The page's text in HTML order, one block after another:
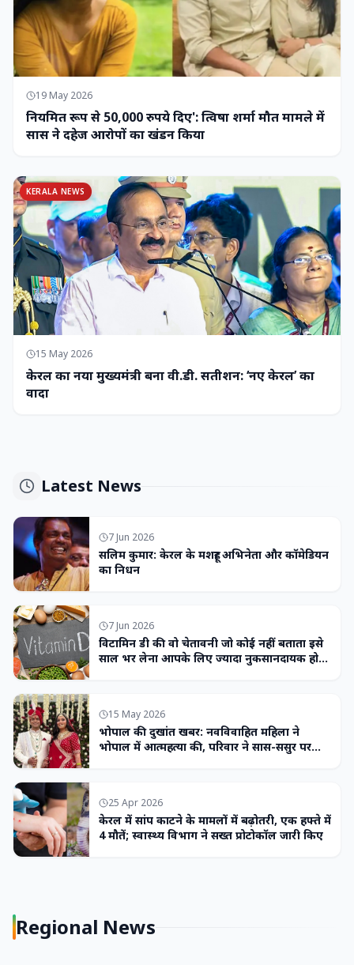
19 May 2026
नियमित रूप से 50,000 रुपये दिए': त्विषा शर्मा मौत मामले में
सास ने दहेज आरोपों का खंडन किया
KERALA NEWS
15 May 2026
केरल का नया मुख्यमंत्री बना वी.डी. सतीशन: ‘नए केरल’ का
वादा
Latest News
7 Jun 2026
सलिम कुमार: केरल के मशहूर अभिनेता और कॉमेडियन
का निधन
7 Jun 2026
विटामिन डी की वो चेतावनी जो कोई नहीं बताता इसे
साल भर लेना आपके लिए ज्यादा नुकसानदायक हो
15 May 2026
भोपाल की दुखांत खबर: नवविवाहित महिला ने
भोपाल में आत्महत्या की, परिवार ने सास-ससुर पर
25 Apr 2026
केरल में सांप काटने के मामलों में बढ़ोतरी, एक हफ्ते में
4 मौतें; स्वास्थ्य विभाग ने सख्त प्रोटोकॉल जारी किए
Regional News